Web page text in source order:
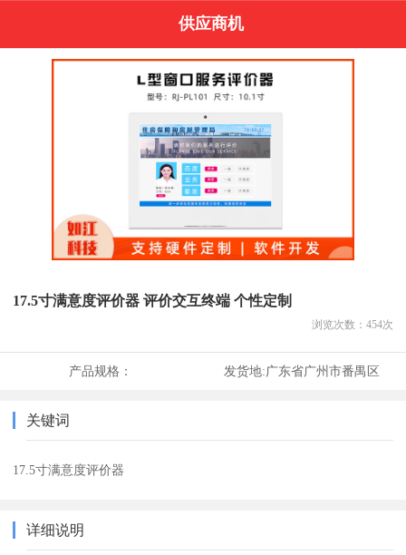
供应商机
17.5寸满意度评价器 评价交互终端 个性定制
浏览次数： 454次
产品规格： 发货地:广东省广州市番禺区
关键词
17.5寸满意度评价器
详细说明